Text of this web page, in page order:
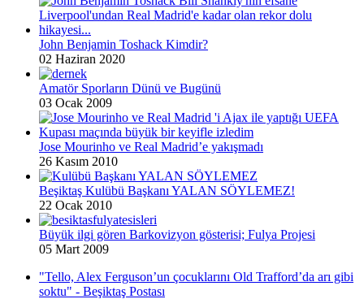
John Benjamin Toshack Kimdir?
02 Haziran 2020
Amatör Sporların Dünü ve Bugünü
03 Ocak 2009
Jose Mourinho ve Real Madrid’e yakışmadı
26 Kasım 2010
Beşiktaş Kulübü Başkanı YALAN SÖYLEMEZ!
22 Ocak 2010
Büyük ilgi gören Barkovizyon gösterisi; Fulya Projesi
05 Mart 2009
"Tello, Alex Ferguson’un çocuklarını Old Trafford’da arı gibi
soktu" - Beşiktaş Postası